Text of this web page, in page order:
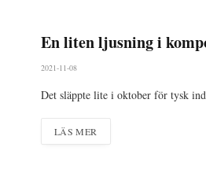
En liten ljusning i
2021-11-08
Det släppte lite i oktober för tysk
LÄS MER